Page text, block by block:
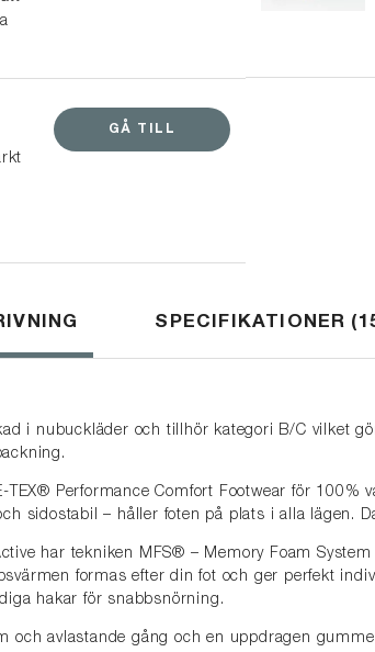
GÅ TILL
SPECIFIKATIONER
i nubuckläder och tillhör kategori B/C vilket
TEX® Performance Comfort Footwear för 100%
sidostabil – håller foten på plats i alla lägen.
har tekniken MFS® – Memory Foam
formas efter din fot och ger perfekt
hakar för snabbsnörning.
och avlastande gång och en uppdragen